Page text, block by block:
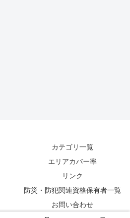
カテゴリ一覧
エリアカバー率
リンク
防災・防犯関連資格保有者一覧
お問い合わせ